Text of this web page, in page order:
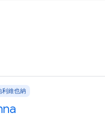
利維也納